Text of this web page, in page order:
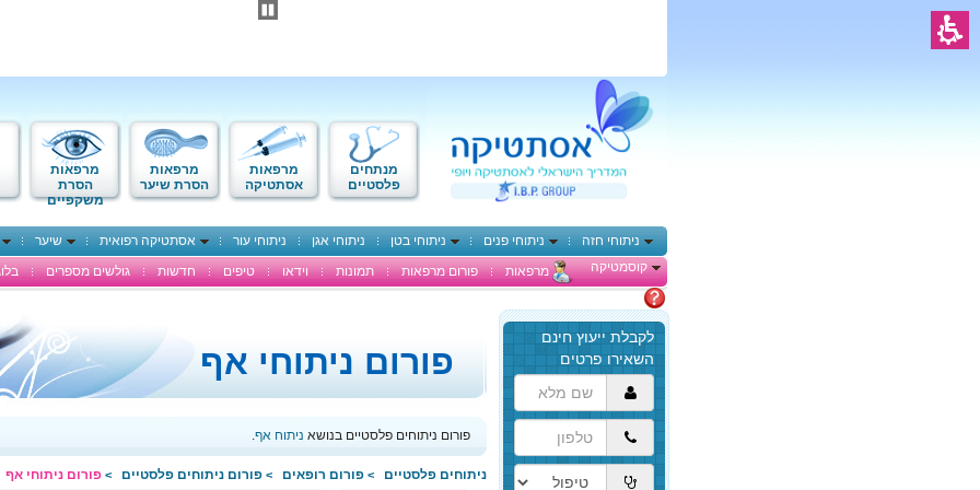
מנתחים
פלסטיים
מרפאות
אסתטיקה
מרפאות
הסרת שיער
מרפאות
הסרת
משקפיים
ניתוחי חזה ניתוחי פנים ניתוחי בטן ניתוחי אגן ניתוחי עור אסתטיקה רפואית שיער
קוסמטיקה
מרפאות פורום מרפאות תמונות וידאו טיפים חדשות גולשים מספרים
הגעת
לתוכן
המרכזי,
באפשרותך
ללחוץ
אנטר
כדי
לדלג
לאזור
פורום ניתוחי אף
פורום ניתוחים פלסטיים בנושא ניתוח אף.
ניתוחים פלסטיים > פורום רופאים > פורום ניתוחים פלסטיים > פורום ניתוחי אף